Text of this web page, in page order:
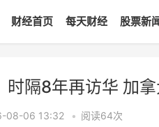
财经首页 每天财经 股票新
时隔8年再访华 加
08-06 13:32 • 阅读64次